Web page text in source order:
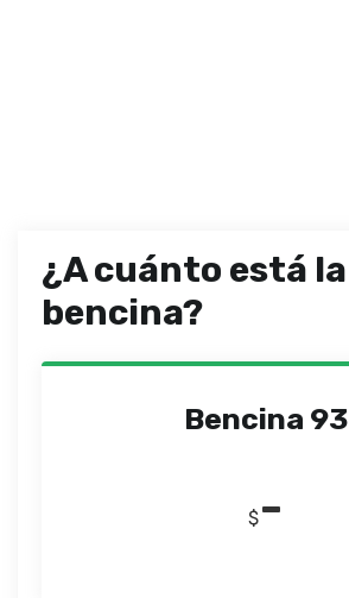
¿A cuánto está la
bencina?
Bencina 93
$-